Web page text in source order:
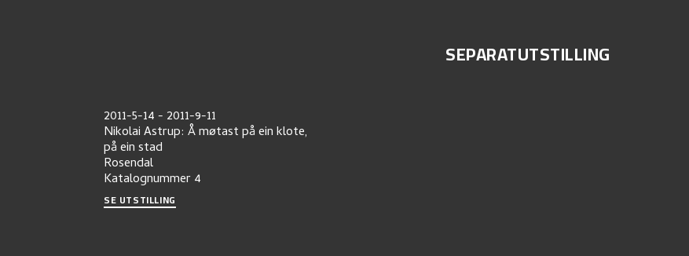
SEPARATUTSTILLING
2011-5-14- 2011-9-11
Nikolai Astrup: Å møtast på ein klote,
på ein stad
Rosendal
Katalognummer4
SE UTSTILLING